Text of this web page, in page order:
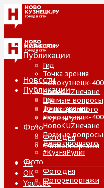
Новости
Публикации
Гид
Точка зрения
Новокузнецк-400
НовоKUZнечане
Прямые вопросы
Дело прошлого
#КузняРулит
Фото
Фото дня
Фоторепортажи
VK
ОК
Youtube
Новости
Публикации
Гид
Точка зрения
Новокузнецк-400
НовоKUZнечане
Прямые вопросы
Дело прошлого
#КузняРулит
Фото
Фото дня
Фоторепортажи